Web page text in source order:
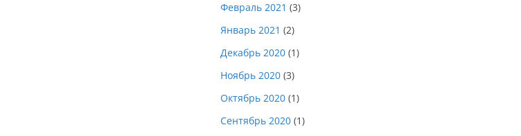
Февраль 2021 (3)
Январь 2021 (2)
Декабрь 2020 (1)
Ноябрь 2020 (3)
Октябрь 2020 (1)
Сентябрь 2020 (1)